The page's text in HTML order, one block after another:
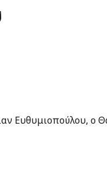
Ευθυμιοπούλου, ο